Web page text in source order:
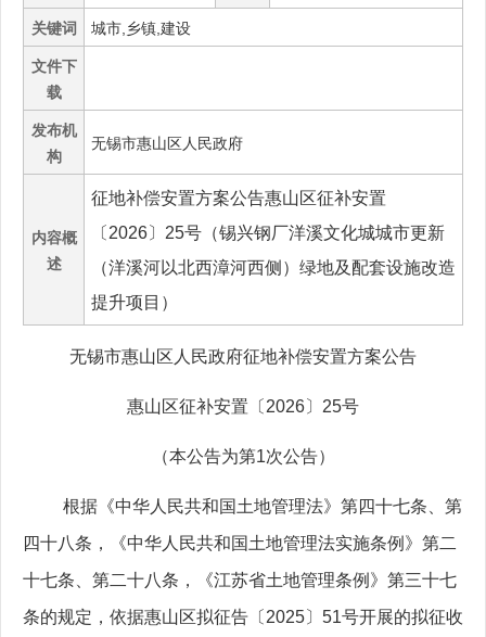
关键词 城市,乡镇,建设
文件下
载
发布机
构
无锡市惠山区人民政府
内容概
述
征地补偿安置方案公告惠山区征补安置
〔2026〕25号（锡兴钢厂洋溪文化城城市更新
（洋溪河以北西漳河西侧）绿地及配套设施改造
提升项目）
无锡市惠山区人民政府征地补偿安置方案公告
惠山区征补安置〔 2026〕 25号
（本公告为第1次公告）
根据《中华人民共和国土地管理法》第四十七条、第
四十八条，《中华人民共和国土地管理法实施条例》第二
十七条、第二十八条，《江苏省土地管理条例》第三十七
条的规定，依据惠山区拟征告〔 2025〕 51号开展的拟征收